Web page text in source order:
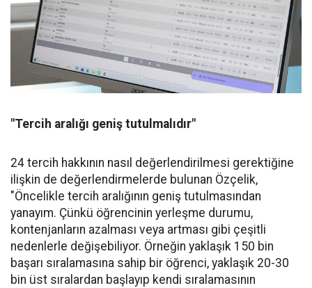
"Tercih aralığı geniş tutulmalıdır"
24 tercih hakkının nasıl değerlendirilmesi gerektiğine
ilişkin de değerlendirmelerde bulunan Özçelik,
"Öncelikle tercih aralığının geniş tutulmasından
yanayım. Çünkü öğrencinin yerleşme durumu,
kontenjanların azalması veya artması gibi çeşitli
nedenlerle değişebiliyor. Örneğin yaklaşık 150 bin
başarı sıralamasına sahip bir öğrenci, yaklaşık 20-30
bin üst sıralardan başlayıp kendi sıralamasının